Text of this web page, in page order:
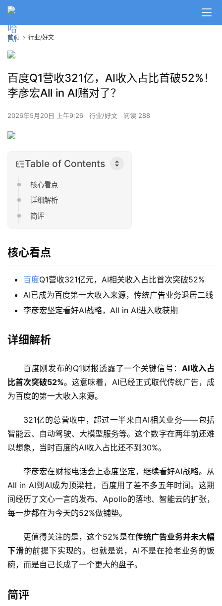
A
报
开
源
首页 行业/好文
百度Q1营收321亿，AI收入占比首破52%！
李彦宏All in AI赌对了？
2026年5月20日 上午9:26 行业/好文 阅读 288
Table of Contents
核心看点
详细解析
简评
核心看点
百度Q1营收321亿元，AI相关收入占比首次突破52%
AI已成为百度第一大收入来源，传统广告业务退居二线
李彦宏坚定看好AI战略，All in AI进入收获期
详细解析
百度刚发布的Q1财报透露了一个关键信号： AI收入占
比首次突破52%。这意味着，AI已经正式取代传统广告，成
为百度的第一大收入来源。
321亿的总营收中，超过一半来自AI相关业务——包括
智能云、自动驾驶、大模型服务等。这个数字在两年前还难
以想象，当时百度的AI收入占比还不到30%。
李彦宏在财报电话会上态度坚定，继续看好AI战略。从
All in AI到AI成为顶梁柱，百度用了差不多五年时间。这期
间经历了文心一言的发布、Apollo的落地、智能云的扩张，
每一步都在为今天的52%做铺垫。
更值得关注的是，这个52%是在传统广告业务并未大幅
下滑的前提下实现的。也就是说，AI不是在抢老业务的饭
碗，而是自己长成了一个更大的盘子。
简评